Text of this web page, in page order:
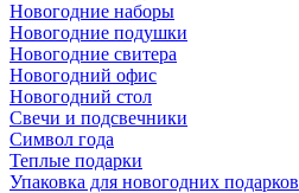
Новогодние наборы
Новогодние подушки
Новогодние свитера
Новогодний офис
Новогодний стол
Свечи и подсвечники
Символ года
Теплые подарки
Упаковка для новогодних подарков